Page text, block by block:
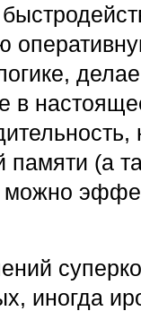
в
памяти (а
можно
иногда